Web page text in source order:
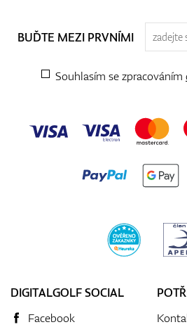
BUĎTE MEZI PRVNÍMI
Souhlasím se zpracováním
DIGITALGOLF SOCIAL
Facebook